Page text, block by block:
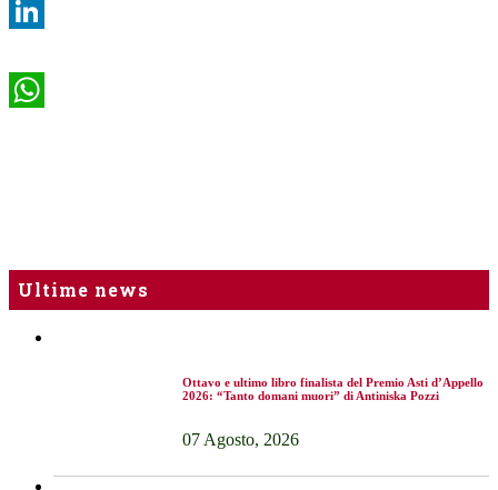
Ultime news
Ottavo e ultimo libro finalista del Premio Asti d’Appello
2026: “Tanto domani muori” di Antiniska Pozzi
07 Agosto, 2026